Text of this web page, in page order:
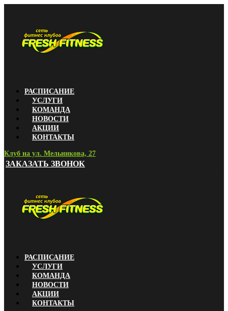
РАСПИСАНИЕ
УСЛУГИ
КОМАНДА
НОВОСТИ
АКЦИИ
КОНТАКТЫ
Клуб на ул. Мельникова, 27
ЗАКАЗАТЬ ЗВОНОК
РАСПИСАНИЕ
УСЛУГИ
КОМАНДА
НОВОСТИ
АКЦИИ
КОНТАКТЫ